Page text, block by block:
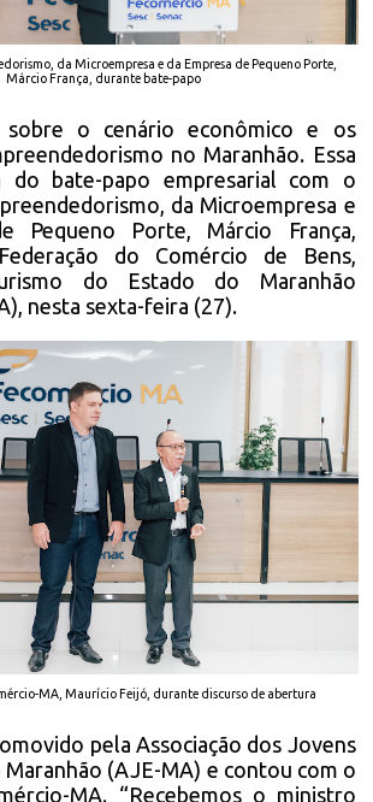
da Microempresa e da Empresa de Pequeno Porte,
Márcio França, durante bate-papo
sobre o cenário econômico e os
no Maranhão. Essa
bate-papo empresarial com o
da Microempresa e
Pequeno Porte, Márcio França,
do Comércio de Bens,
do Estado do Maranhão
nesta sexta-feira (27).
MA, Maurício Feijó, durante discurso de abertura
pela Associação dos Jovens
Maranhão (AJE-MA) e contou com o
MA. “Recebemos o ministro